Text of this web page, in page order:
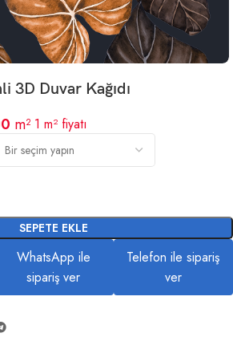
3D Duvar Kağıdı
m² 1 m² fiyatı
SEPETE EKLE
WhatsApp ile
sipariş ver
Telefon ile sipariş
ver